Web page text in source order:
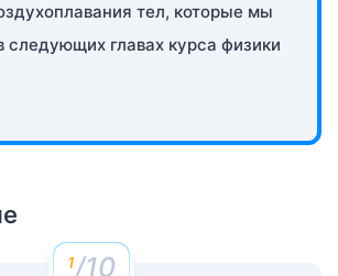
тел, которые мы
следующих главах курса физики
/10